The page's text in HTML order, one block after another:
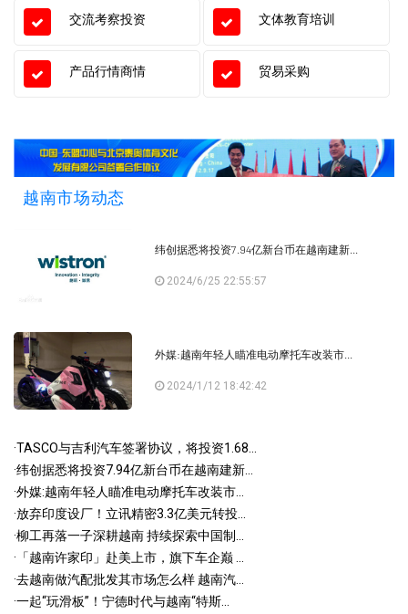
交流考察投资 文体教育培训
产品行情商情 贸易采购
越南市场动态
纬创据悉将投资7.94亿新台币在越南建新...
2024/6/25 22:55:57
外媒:越南年轻人瞄准电动摩托车改装市...
2024/1/12 18:42:42
·TASCO与吉利汽车签署协议，将投资1.68...
·纬创据悉将投资7.94亿新台币在越南建新...
·外媒:越南年轻人瞄准电动摩托车改装市...
·放弃印度设厂！立讯精密3.3亿美元转投...
·柳工再落一子深耕越南 持续探索中国制...
· 「越南许家印」赴美上市，旗下车企巅 ...
·去越南做汽配批发其市场怎么样 越南汽...
·一起“玩滑板”！宁德时代与越南“特斯...